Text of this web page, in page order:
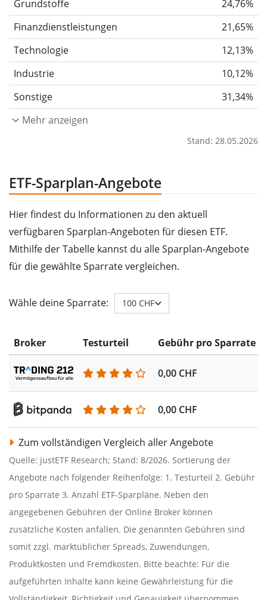
Grundstoffe
24,76%
Finanzdienstleistungen
21,65%
Technologie
12,13%
Industrie
10,12%
Sonstige
31,34%
Mehr anzeigen
Stand: 28.05.2026
ETF-Sparplan-Angebote
Hier findest du Informationen zu den aktuell
verfügbaren Sparplan-Angeboten für diesen ETF.
Mithilfe der Tabelle kannst du alle Sparplan-Angebote
für die gewählte Sparrate vergleichen.
Wähle deine Sparrate: 100 CHF
Broker Testurteil Gebühr pro Sparrate
0,00 CHF
0,00 CHF
Zum vollständigen Vergleich aller Angebote
Quelle: justETF Research; Stand: 8/2026. Sortierung der
Angebote nach folgender Reihenfolge: 1. Testurteil 2. Gebühr
pro Sparrate 3. Anzahl ETF-Sparpläne. Neben den
angegebenen Gebühren der Online Broker können
zusätzliche Kosten anfallen. Die genannten Gebühren sind
somit zzgl. marktüblicher Spreads, Zuwendungen,
Produktkosten und Fremdkosten. Bitte beachte: Für die
aufgeführten Inhalte kann keine Gewährleistung für die